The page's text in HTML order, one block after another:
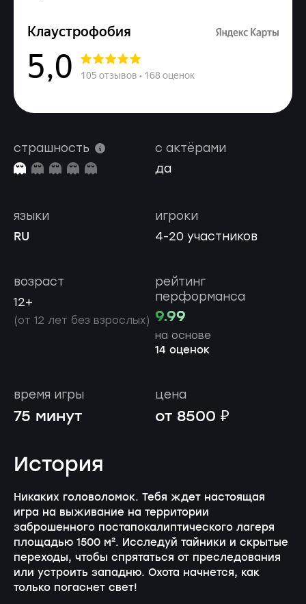
страшность
с актёрами
да
игроки
4-20 участников
языки
RU
возраст
12+
(от 12 лет без взрослых)
рейтинг
перформанса
9.99
на основе
14 оценок
время игры
75 минут
цена
от 8500 ₽
История
Никаких головоломок. Тебя ждет настоящая
игра на выживание на территории
заброшенного постапокалиптического лагеря
площадью 1500 м². Исследуй тайники и скрытые
переходы, чтобы спрятаться от преследования
или устроить западню. Охота начнется, как
только погаснет свет!